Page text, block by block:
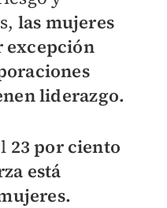
las mujeres
excepción
liderazgo.
23 por ciento
está